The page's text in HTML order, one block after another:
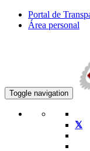
Portal de
Área personal
Toggle navigation